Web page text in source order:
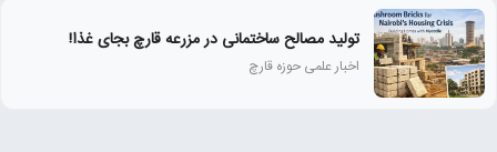
تولید مصالح ساختمانی در مزرعه قارچ بجای غذا!
اخبار علمی حوزه قارچ